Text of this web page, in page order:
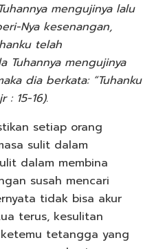
mengujinya lalu
Nya kesenangan,
telah
Tuhannya mengujinya
dia berkata: “Tuhanku
: 15-16).
setiap orang
sulit dalam
dalam membina
susah mencari
tidak bisa akur
terus, kesulitan
tetangga yang